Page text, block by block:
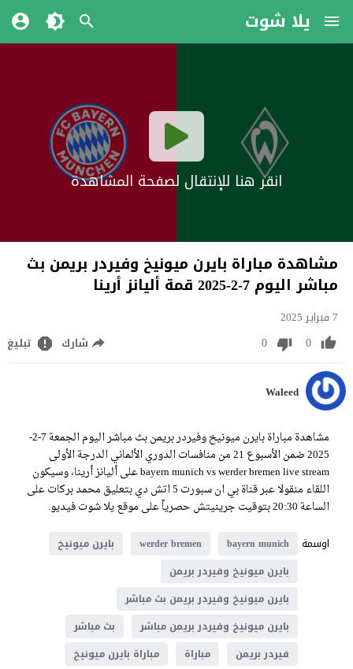
يلا شوت
انقر هنا للإنتقال لصفحة المشاهدة
مشاهدة مباراة بايرن ميونيخ وفيردر بريمن بث
مباشر اليوم 7-2-2025 قمة أليانز أرينا
7 فبراير 2025
0
0 شارك تبليغ
Waleed
مشاهدة مباراة بايرن ميونيخ وفيردر بريمن بث مباشر اليوم الجمعة 7-2-
2025 ضمن الأسبوع 21 من منافسات الدوري الألماني الدرجة الأولى
bayern munich vs werder bremen live stream على أليانز أرينا، وسيكون
اللقاء منقولا عبر قناة بي ان سبورت 5 اتش دي بتعليق محمد بركات على
الساعة 20:30 بتوقيت جرينيتش حصرياً على موقع يلا شوت فيديو.
اوسمة
bayern munich
werder bremen
بايرن ميونيخ
بايرن ميونيخ وفيردر بريمن
بايرن ميونيخ وفيردر بريمن بث مباشر
بايرن ميونيخ وفيردر بريمن مباشر
بث مباشر
فيردر بريمن
مباراة
مباراة بايرن ميونيخ